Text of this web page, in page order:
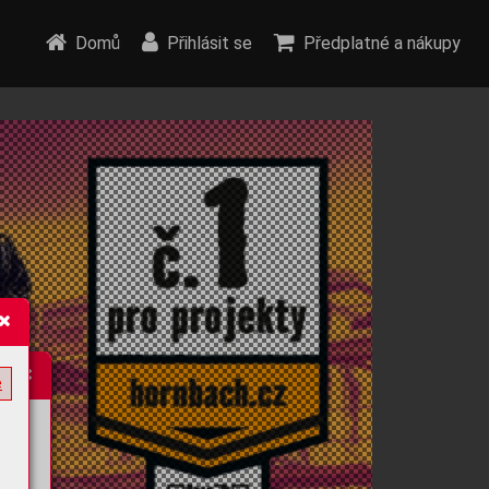
Domů Přihlásit se Předplatné a nákupy